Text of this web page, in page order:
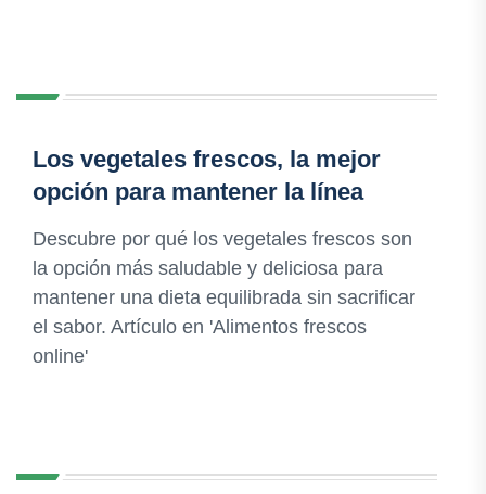
Los vegetales frescos, la mejor
opción para mantener la línea
Descubre por qué los vegetales frescos son
la opción más saludable y deliciosa para
mantener una dieta equilibrada sin sacrificar
el sabor. Artículo en 'Alimentos frescos
online'